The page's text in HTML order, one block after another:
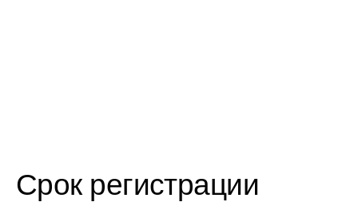
Срок регистрации